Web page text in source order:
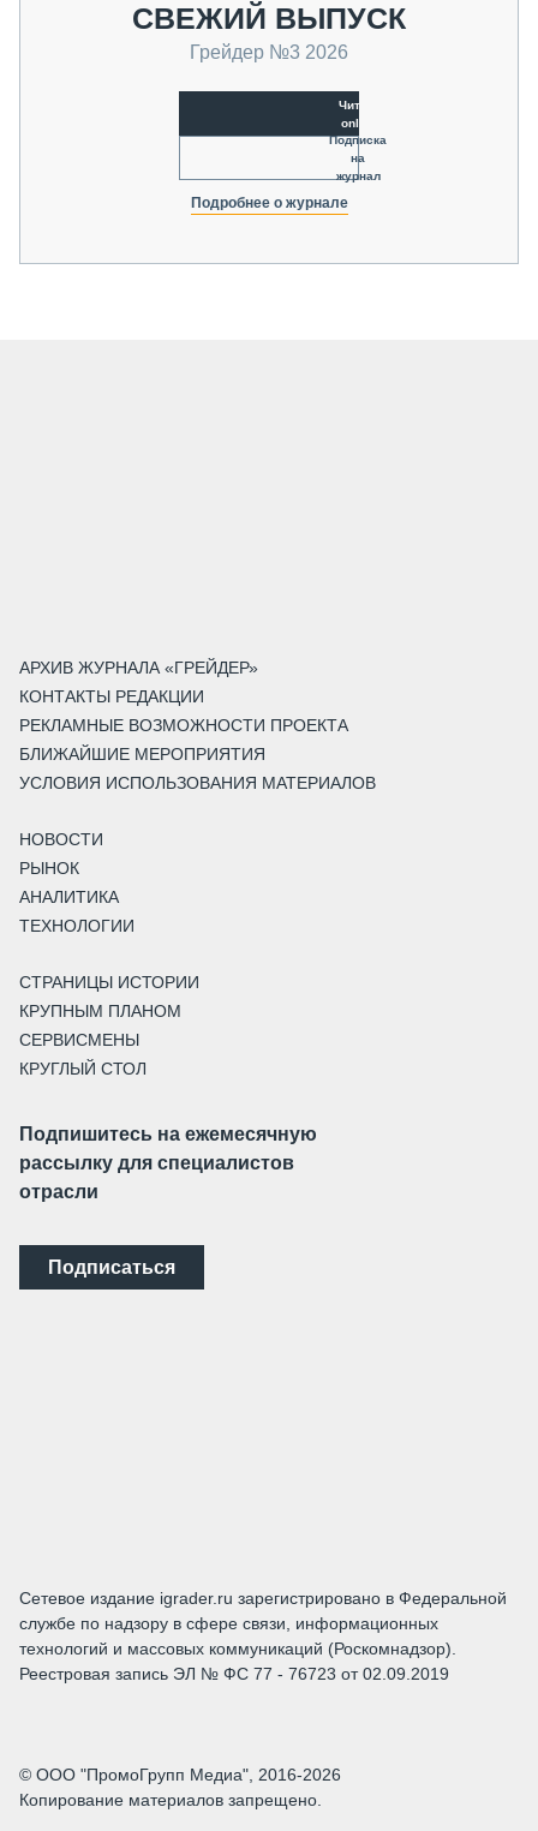
СВЕЖИЙ ВЫПУСК
Грейдер №3 2026
Читать
online
Подписка
на
журнал
Подробнее о журнале
АРХИВ ЖУРНАЛА «ГРЕЙДЕР»
КОНТАКТЫ РЕДАКЦИИ
РЕКЛАМНЫЕ ВОЗМОЖНОСТИ ПРОЕКТА
БЛИЖАЙШИЕ МЕРОПРИЯТИЯ
УСЛОВИЯ ИСПОЛЬЗОВАНИЯ МАТЕРИАЛОВ
НОВОСТИ
РЫНОК
АНАЛИТИКА
ТЕХНОЛОГИИ
СТРАНИЦЫ ИСТОРИИ
КРУПНЫМ ПЛАНОМ
СЕРВИСМЕНЫ
КРУГЛЫЙ СТОЛ
Подпишитесь на ежемесячную
рассылку для специалистов
отрасли
Подписаться
Сетевое издание igrader.ru зарегистрировано в Федеральной
службе по надзору в сфере связи, информационных
технологий и массовых коммуникаций (Роскомнадзор).
Реестровая запись ЭЛ № ФС 77 - 76723 от 02.09.2019
© ООО "ПромоГрупп Медиа", 2016-2026
Копирование материалов запрещено.